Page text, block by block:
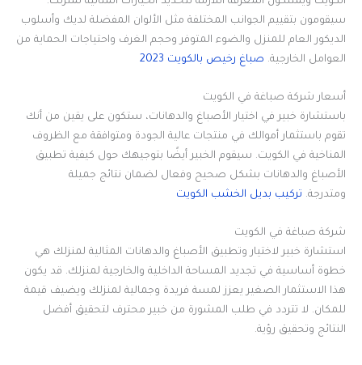
سيقومون بتقييم الجوانب المختلفة مثل الألوان المفضلة لديك وأسلوب
الديكور العام للمنزل والضوء المتوفر وحجم الغرف واحتياجات الحماية من
العوامل الخارجية. صباغ رخيص بالكويت 2023
أسعار شركة صباغة في الكويت
باستشارة خبير في اختيار الأصباغ والدهانات، ستكون على يقين من أنك
تقوم باستثمار أموالك في منتجات عالية الجودة ومتوافقة مع الظروف
المناخية في الكويت. سيقوم الخبير أيضًا بتوجيهك حول كيفية تطبيق
الأصباغ والدهانات بشكل صحيح وفعال لضمان نتائج جميلة
ومتدرجة. تركيب بديل الخشب الكويت
شركة صباغة في الكويت
استشارة خبير لاختيار وتطبيق الأصباغ والدهانات المثالية لمنزلك هي
خطوة أساسية في تجديد المساحة الداخلية والخارجية لمنزلك. قد يكون
هذا الاستثمار الصغير يعزز لمسة فريدة وجمالية لمنزلك ويضيف قيمة
للمكان. لا تتردد في طلب المشورة من خبير محترف لتحقيق أفضل
النتائج وتحقيق رؤية.